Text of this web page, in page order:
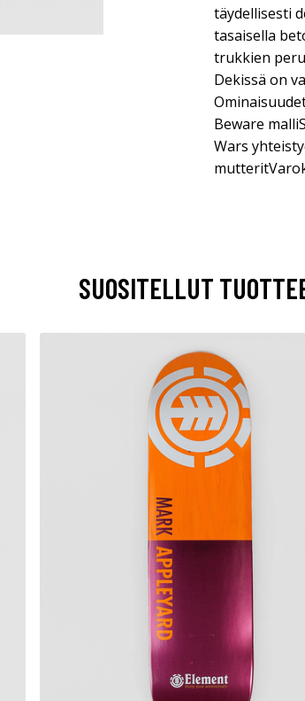
täydellisesti
tasaisella
trukkien
Dekissä on
Beware
Wars
SUOSITELLUT